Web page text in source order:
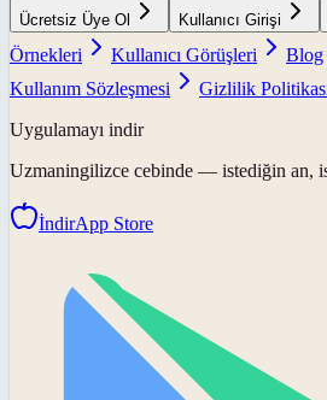
Ücretsiz Üye Ol Kullanıcı Girişi
Örnekleri
Kullanıcı Görüşleri Blog
Kullanım Sözleşmesi
Gizlilik
Uygulamayı indir
Uzmaningilizce cebinde — istediğin an,
İndirApp Store